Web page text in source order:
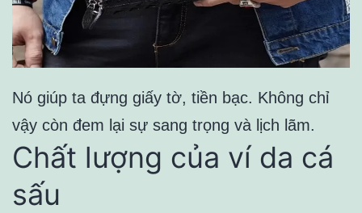
Nó giúp ta đựng giấy tờ, tiền bạc. Không chỉ
vậy còn đem lại sự sang trọng và lịch lãm.
Chất lượng của ví da cá
sấu